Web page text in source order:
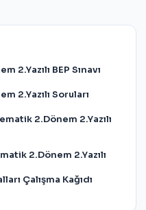
2.Yazılı BEP Sınavı
2.Yazılı Soruları
2.Dönem 2.Yazılı
2.Dönem 2.Yazılı
Çalışma Kağıdı